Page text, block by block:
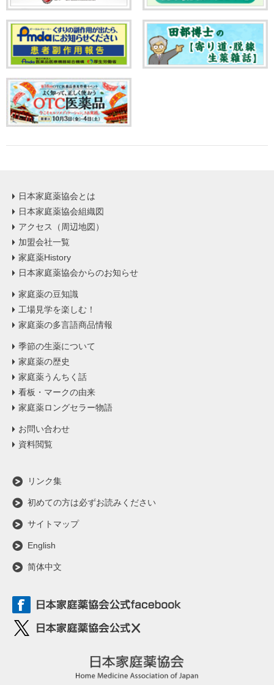
日本家庭薬協会とは
日本家庭薬協会組織図
アクセス（周辺地図）
加盟会社一覧
家庭薬History
日本家庭薬協会からのお知らせ
家庭薬の豆知識
工場見学を楽しむ！
家庭薬の多言語商品情報
季節の生薬について
家庭薬の歴史
家庭薬うんちく話
看板・マークの由来
家庭薬ロングセラー物語
お問い合わせ
資料閲覧
リンク集
初めての方は必ずお読みください
サイトマップ
English
简体中文